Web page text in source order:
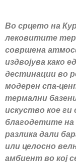
Во срцето на
лековитите
совршена
издвојува како
дестинации во
модерен спа-
термални
искуство кое ги
благодетите на
разлика дали
или целосно
амбиент во кој